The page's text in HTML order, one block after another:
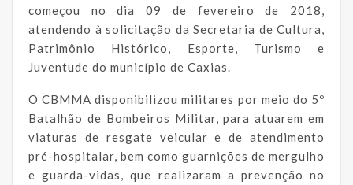
começou no dia 09 de fevereiro de 2018,
atendendo à solicitação da Secretaria de Cultura,
Patrimônio Histórico, Esporte, Turismo e
Juventude do município de Caxias.
O CBMMA disponibilizou militares por meio do 5º
Batalhão de Bombeiros Militar, para atuarem em
viaturas de resgate veicular e de atendimento
pré-hospitalar, bem como guarnições de mergulho
e guarda-vidas, que realizaram a prevenção no